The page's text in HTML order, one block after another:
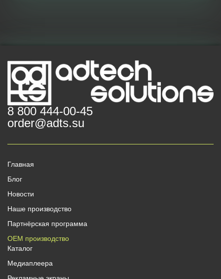
8 800 444-00-45
order@adts.su
Главная
Блог
Новости
Наше производство
Партнёрская программа
OEM производство
Каталог
Медиаплеера